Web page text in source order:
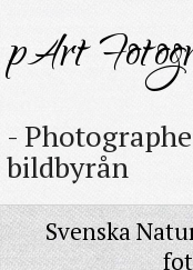
pArt
-
bildbyrån
Svenska